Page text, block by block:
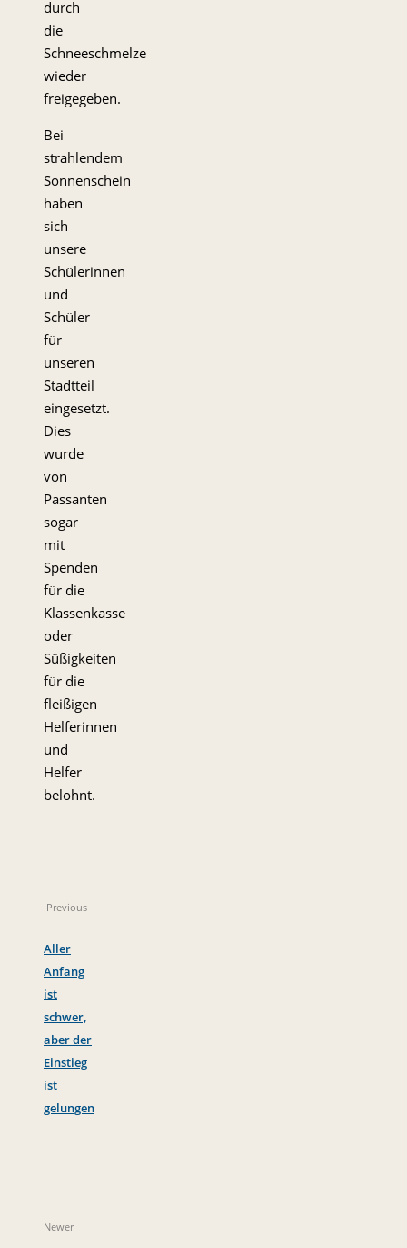
durch
die
Schneeschmelze
wieder
freigegeben.
Bei
strahlendem
Sonnenschein
haben
sich
unsere
Schülerinnen
und
Schüler
für
unseren
Stadtteil
eingesetzt.
Dies
wurde
von
Passanten
sogar
mit
Spenden
für die
Klassenkasse
oder
Süßigkeiten
für die
fleißigen
Helferinnen
und
Helfer
belohnt.
Previous
Aller
Anfang
ist
schwer,
aber der
Einstieg
ist
gelungen
Newer